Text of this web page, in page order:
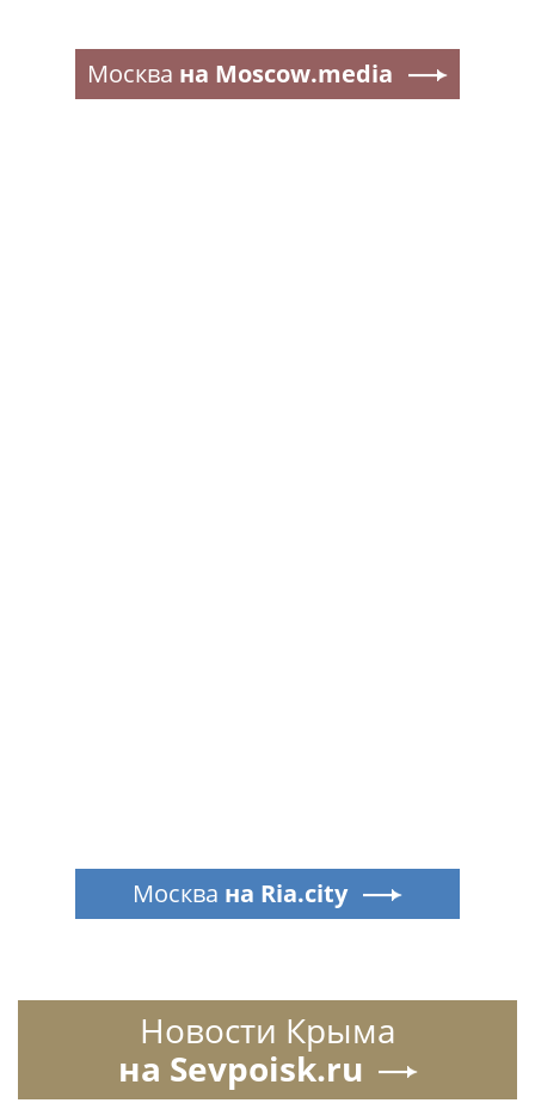
Москва на Moscow.media
Москва на Ria.city
Новости Крыма
на Sevpoisk.ru